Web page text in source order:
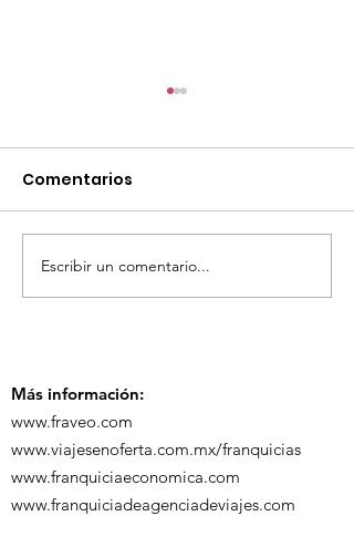
TourTravelynByFraveo
participó en la
Comentarios
Escribir un comentario...
Más información:
www.fraveo.com
www.viajesenoferta.com.mx/franquicias
www.franquiciaeconomica.com
www.franquiciadeagenciadeviajes.com